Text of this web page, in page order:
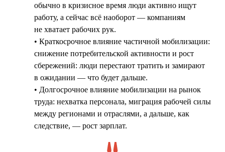
обычно в кризисное время люди активно ищут
работу, а сейчас всё наоборот — компаниям
не хватает рабочих рук.
• Краткосрочное влияние частичной мобилизации:
снижение потребительской активности и рост
сбережений: люди перестают тратить и замирают
в ожидании — что будет дальше.
• Долгосрочное влияние мобилизации на рынок
труда: нехватка персонала, миграция рабочей силы
между регионами и отраслями, а дальше, как
следствие, — рост зарплат.